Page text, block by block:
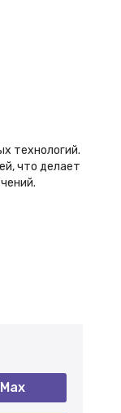
технологий.
что делает
Max